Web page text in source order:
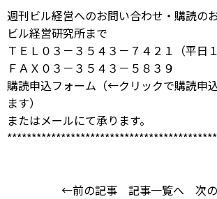
週刊ビル経営へのお問い合わせ・購読の
ビル経営研究所まで
ＴＥＬ０３－３５４３－７４２１（平日
ＦＡＸ０３－３５４３－５８３９
購読申込フォーム （←クリックで購読申
ます）
またはメールにて承ります。
←前の記事 記事一覧へ 次